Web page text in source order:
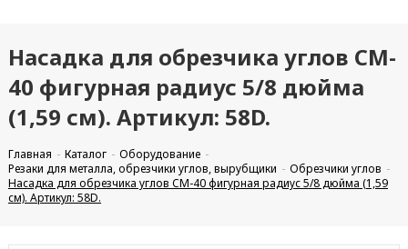
Насадка для обрезчика углов CM-
40 фигурная радиус 5/8 дюйма
(1,59 см). Артикул: 58D.
Главная Каталог
Оборудование
Резаки для металла, обрезчики углов, вырубщики
Обрезчики углов
Насадка для обрезчика углов CM-40 фигурная радиус 5/8 дюйма (1,59
см). Артикул: 58D.